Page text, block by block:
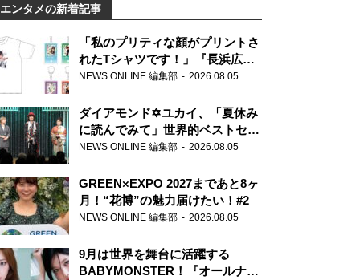
エンタメの新着記事
「私のプリティな顔がプリントさ
れたTシャツです！」『長浜広奈
天下無双』初の番組グッズ発売
NEWS ONLINE 編集部 2026.08.05
ダイアモンド✡ユカイ、「夏休み
に読んでみて」世界的ベストセラ
ー『アナスタシア』を紹介
NEWS ONLINE 編集部 2026.08.05
GREEN×EXPO 2027まであと8ヶ
月！“花博”の魅力届けたい！#2
NEWS ONLINE 編集部 2026.08.05
9月は世界を舞台に活躍する
BABYMONSTER！『オールナイ